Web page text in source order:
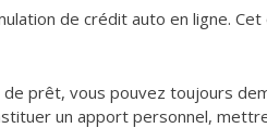
de crédit auto en ligne.
prêt, vous pouvez toujours
un apport personnel,